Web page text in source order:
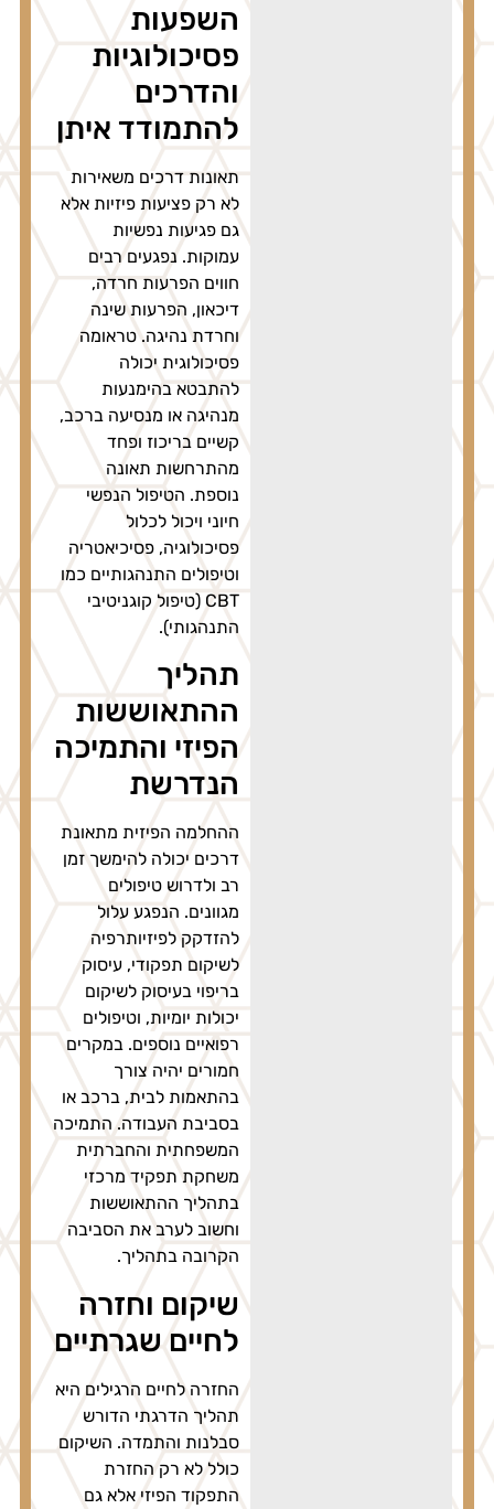
השפעות
פסיכולוגיות
והדרכים
להתמודד איתן
תאונות דרכים משאירות
לא רק פציעות פיזיות אלא
גם פגיעות נפשיות
עמוקות. נפגעים רבים
חווים הפרעות חרדה,
דיכאון, הפרעות שינה
וחרדת נהיגה. טראומה
פסיכולוגית יכולה
להתבטא בהימנעות
מנהיגה או מנסיעה ברכב,
קשיים בריכוז ופחד
מהתרחשות תאונה
נוספת. הטיפול הנפשי
חיוני ויכול לכלול
פסיכולוגיה, פסיכיאטריה
וטיפולים התנהגותיים כמו
CBT (טיפול קוגניטיבי
התנהגותי).
תהליך
ההתאוששות
הפיזי והתמיכה
הנדרשת
ההחלמה הפיזית מתאונת
דרכים יכולה להימשך זמן
רב ולדרוש טיפולים
מגוונים. הנפגע עלול
להזדקק לפיזיותרפיה
לשיקום תפקודי, עיסוק
בריפוי בעיסוק לשיקום
יכולות יומיות, וטיפולים
רפואיים נוספים. במקרים
חמורים יהיה צורך
בהתאמות לבית, ברכב או
בסביבת העבודה. התמיכה
המשפחתית והחברתית
משחקת תפקיד מרכזי
בתהליך ההתאוששות
וחשוב לערב את הסביבה
הקרובה בתהליך.
שיקום וחזרה
לחיים שגרתיים
החזרה לחיים הרגילים היא
תהליך הדרגתי הדורש
סבלנות והתמדה. השיקום
כולל לא רק החזרת
התפקוד הפיזי אלא גם